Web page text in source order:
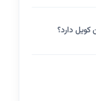
دارد؟